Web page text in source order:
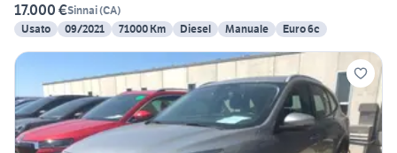
17.000 €Sinnai(CA)
Usato
09/2021 71000 Km Diesel Manuale Euro 6c